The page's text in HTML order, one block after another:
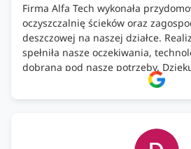
Firma Alfa Tech wykonała
oczyszczalnię ścieków oraz
deszczowej na naszej działce.
spełniła nasze oczekiwania,
dobrana pod nasze potrzeby.
wykonany montaż w świetnej